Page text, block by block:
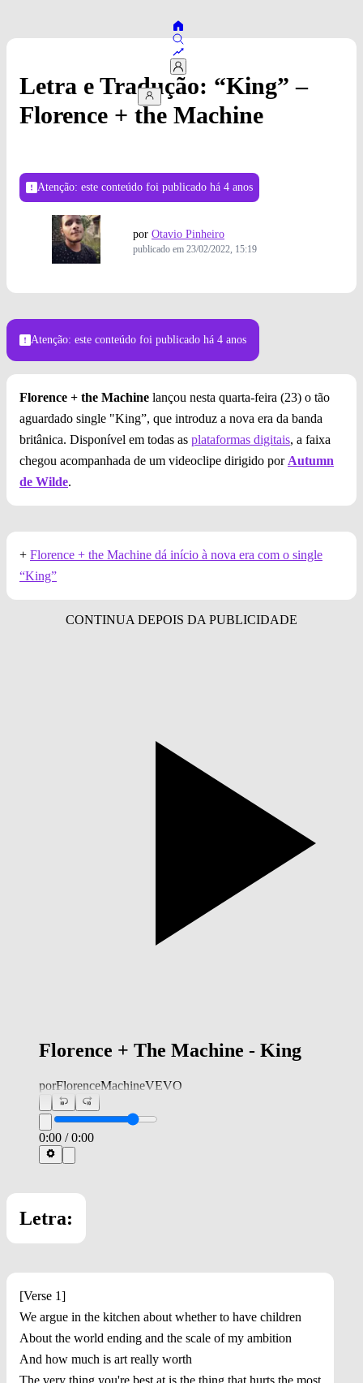
Letra e Tradução: “King” –
Florence + the Machine
Atenção: este conteúdo foi publicado há 4 anos
por Otavio Pinheiro
publicado em 23/02/2022, 15:19
Atenção: este conteúdo foi publicado há 4 anos
Florence + the Machine lançou nesta quarta-feira (23) o tão
aguardado single "King”, que introduz a nova era da banda
britânica. Disponível em todas as plataformas digitais, a faixa
chegou acompanhada de um videoclipe dirigido por Autumn
de Wilde.
+ Florence + the Machine dá início à nova era com o single
“King”
Florence + The Machine - King
porFlorenceMachineVEVO
0:00 /0:00
Letra:
[Verse 1]
We argue in the kitchen about whether to have children
About the world ending and the scale of my ambition
And how much is art really worth
The very thing you're best at is the thing that hurts the most